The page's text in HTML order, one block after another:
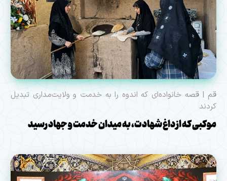
قم | قصه خانواده‌ای که اندوه را به خدمت و ولایت‌مداری تبدیل
کردند
موکبی که از داغ شهادت، به میدان خدمت و جهاد رسید